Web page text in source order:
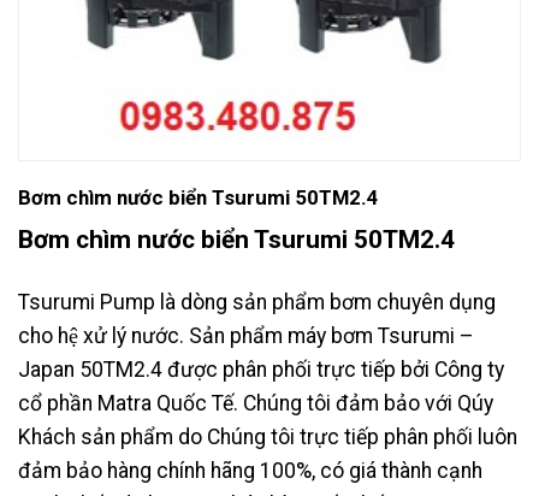
Bơm chìm nước biển Tsurumi 50TM2.4
Bơm chìm nước biển Tsurumi 50TM2.4
Tsurumi Pump là dòng sản phẩm bơm chuyên dụng
cho hệ xử lý nước. Sản phẩm máy bơm Tsurumi –
Japan 50TM2.4 được phân phối trực tiếp bởi Công ty
cổ phần Matra Quốc Tế. Chúng tôi đảm bảo với Qúy
Khách sản phẩm do Chúng tôi trực tiếp phân phối luôn
đảm bảo hàng chính hãng 100%, có giá thành cạnh